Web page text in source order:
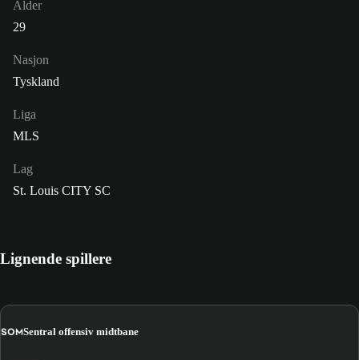
Alder
29
Nasjon
Tyskland
Liga
MLS
Lag
St. Louis CITY SC
Lignende spillere
SOMSentral offensiv midtbane